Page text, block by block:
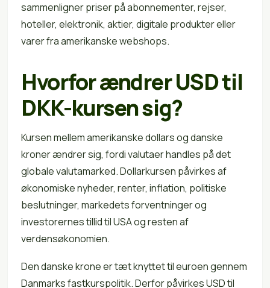
sammenligner priser på abonnementer, rejser,
hoteller, elektronik, aktier, digitale produkter eller
varer fra amerikanske webshops.
Hvorfor ændrer USD til
DKK-kursen sig?
Kursen mellem amerikanske dollars og danske
kroner ændrer sig, fordi valutaer handles på det
globale valutamarked. Dollarkursen påvirkes af
økonomiske nyheder, renter, inflation, politiske
beslutninger, markedets forventninger og
investorernes tillid til USA og resten af
verdensøkonomien.
Den danske krone er tæt knyttet til euroen gennem
Danmarks fastkurspolitik. Derfor påvirkes USD til